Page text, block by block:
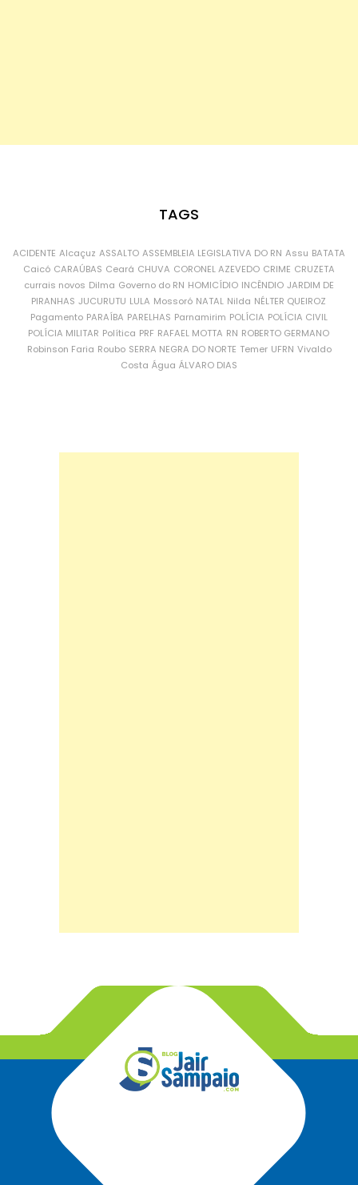
TAGS
ACIDENTE Alcaçuz ASSALTO ASSEMBLEIA LEGISLATIVA DO RN Assu BATATA
Caicó CARAÚBAS Ceará CHUVA CORONEL AZEVEDO CRIME CRUZETA
currais novos Dilma Governo do RN HOMICÍDIO INCÊNDIO JARDIM DE
PIRANHAS JUCURUTU LULA Mossoró NATAL Nilda NÉLTER QUEIROZ
Pagamento PARAÍBA PARELHAS Parnamirim POLÍCIA POLÍCIA CIVIL
POLÍCIA MILITAR Política PRF RAFAEL MOTTA RN ROBERTO GERMANO
Robinson Faria Roubo SERRA NEGRA DO NORTE Temer UFRN Vivaldo
Costa Água ÁLVARO DIAS